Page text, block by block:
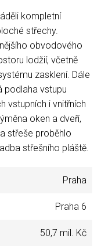
kompletní
střechy.
obvodového
lodžií, včetně
zasklení. Dále
podlaha vstupu
vstupních i vnitřních
oken a dveří,
střeše proběhlo
střešního pláště.
Praha
Praha 6
50,7 mil. Kč